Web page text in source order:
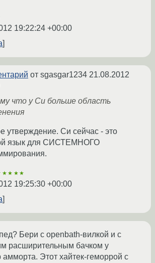
19:22:24 +00:00
от sgasgar1234 21.08.2012
что у Си больше область
утверждение. Си сейчас - это
язык для СИСТЕМНОГО
19:25:30 +00:00
Бери с openbath-вилкой и с
расширительным бачком у
амморта. Этот хайтек-геморрой с